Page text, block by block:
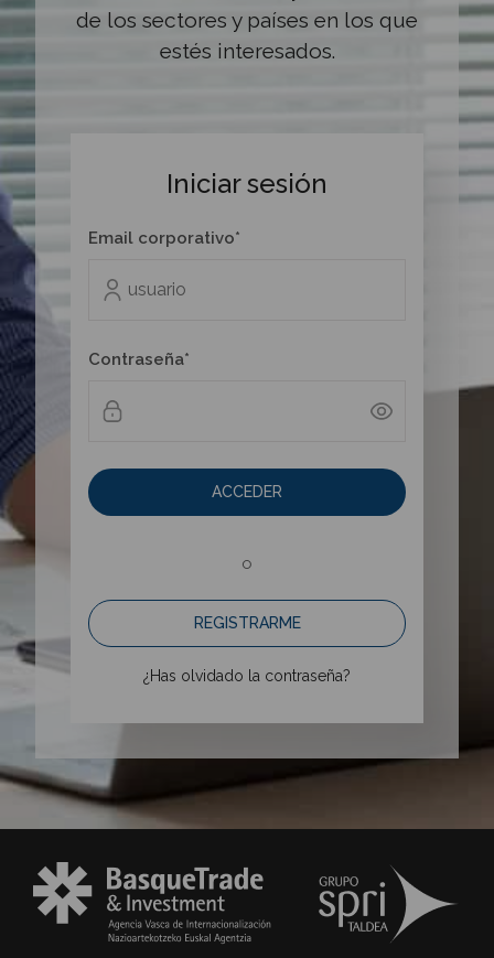
de los sectores y países en los que
estés interesados.
Iniciar sesión
Email corporativo*
Contraseña*
ACCEDER
o
REGISTRARME
¿Has olvidado la contraseña?